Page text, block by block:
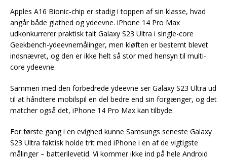
Apples A16 Bionic-chip er stadig i toppen af sin klasse, hvad
angår både glathed og ydeevne. iPhone 14 Pro Max
udkonkurrerer praktisk talt Galaxy S23 Ultra i single-core
Geekbench-ydeevnemålinger, men kløften er bestemt blevet
indsnævret, og den er ikke helt så stor med hensyn til multi-
core ydeevne.
Sammen med den forbedrede ydeevne ser Galaxy S23 Ultra ud
til at håndtere mobilspil en del bedre end sin forgænger, og det
matcher også det, iPhone 14 Pro Max kan tilbyde.
For første gang i en evighed kunne Samsungs seneste Galaxy
S23 Ultra faktisk holde trit med iPhone i en af de vigtigste
målinger – batterilevetid. Vi kommer ikke ind på hele Android